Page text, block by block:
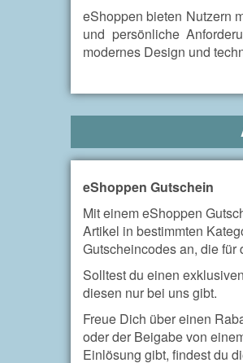
eShoppen bieten Nutzern
und persönliche
modernes Design und
eShoppen Gutschein
Mit einem eShoppen
Artikel in bestimmten
Gutscheincodes an, die
Solltest du einen
diesen nur bei uns gibt.
Freue Dich über einen
oder der Beigabe von
Einlösung gibt, findest du